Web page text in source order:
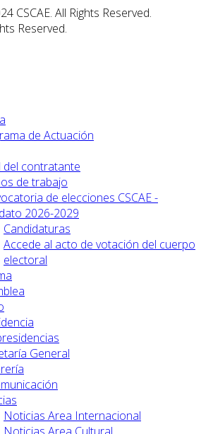
CSCAE. All Rights Reserved.
Reserved.
de Actuación
del contratante
de trabajo
de elecciones CSCAE -
2026-2029
Candidaturas
Accede al acto de votación del cuerpo
electoral
General
Noticias Area Internacional